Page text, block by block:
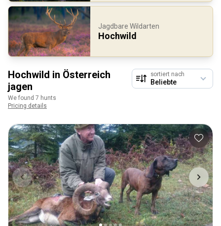
Jagdbare Wildarten
Hochwild
Hochwild in Österreich
jagen
We found 7 hunts
Pricing details
sortiert nach